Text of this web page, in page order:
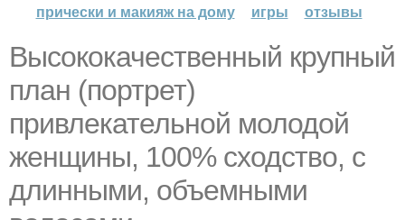
прически и макияж на дому
игры отзывы
Высококачественный крупный
план (портрет)
привлекательной молодой
женщины, 100% сходство, с
длинными, объемными